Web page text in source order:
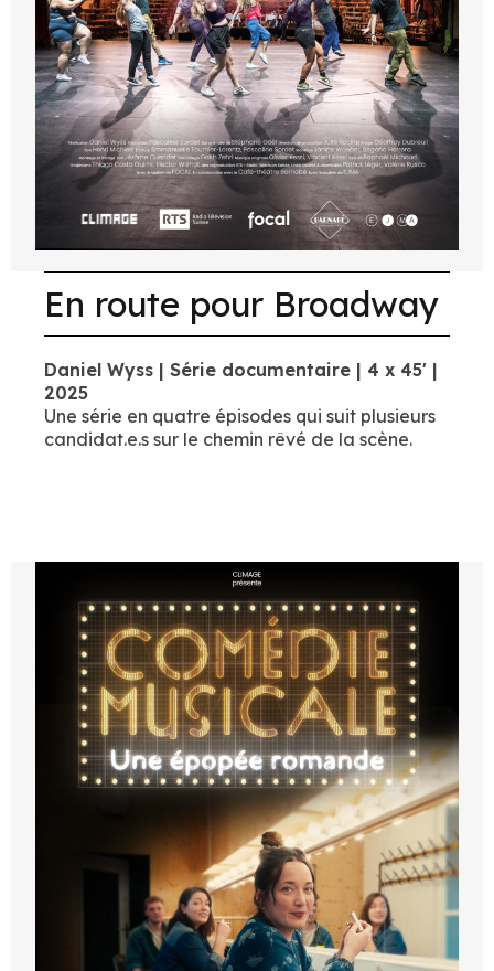
En route pour Broadway
Daniel Wyss | Série documentaire | 4 x 45' |
2025
Une série en quatre épisodes qui suit plusieurs
candidat.e.s sur le chemin rêvé de la scène.